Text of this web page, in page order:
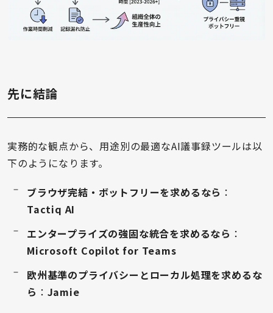
先に結論
実務的な観点から、用途別の最適なAI議事録ツールは以
下のようになります。
ブラウザ完結・ボットフリーを求めるなら ：
Tactiq AI
エンタープライズの強固な統合を求めるなら ：
Microsoft Copilot for Teams
欧州基準のプライバシーとローカル処理を求めるな
ら ： Jamie